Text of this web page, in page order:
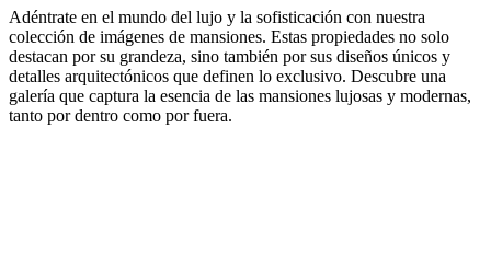
Adéntrate en el mundo del lujo y la sofisticación con nuestra
colección de imágenes de mansiones. Estas propiedades no solo
destacan por su grandeza, sino también por sus diseños únicos y
detalles arquitectónicos que definen lo exclusivo. Descubre una
galería que captura la esencia de las mansiones lujosas y modernas,
tanto por dentro como por fuera.